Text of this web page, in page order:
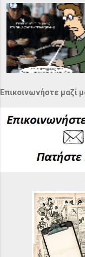
Επικοινωνήστε μαζί